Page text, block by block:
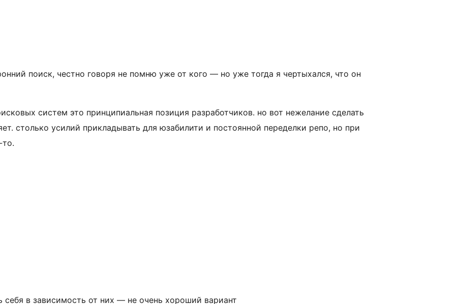
поиск, честно говоря не помню уже от кого — но уже тогда я чертыхался, что он
систем это принципиальная позиция разработчиков. но вот нежелание сделать
столько усилий прикладывать для юзабилити и постоянной переделки репо, но при
то.
в зависимость от них — не очень хороший вариант